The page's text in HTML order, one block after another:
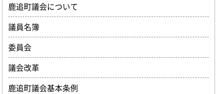
鹿追町議会について
議員名簿
委員会
議会改革
鹿追町議会基本条例